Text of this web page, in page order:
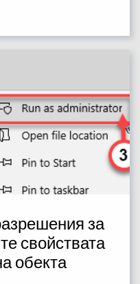
за
свойствата
обекта